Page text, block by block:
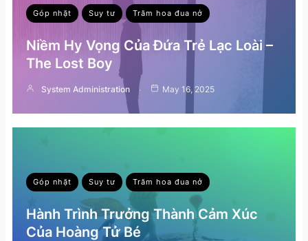
Góp nhặt Suy tư Trăm hoa đua nở
Niềm Hy Vọng Của Đứa Trẻ Lạc Loài –
The Lost Boy
System Administration May 16, 2025
Góp nhặt Suy tư Trăm hoa đua nở
Hành Trình Trưởng Thành Cảm Xúc
Của Hoàng Tử Bé